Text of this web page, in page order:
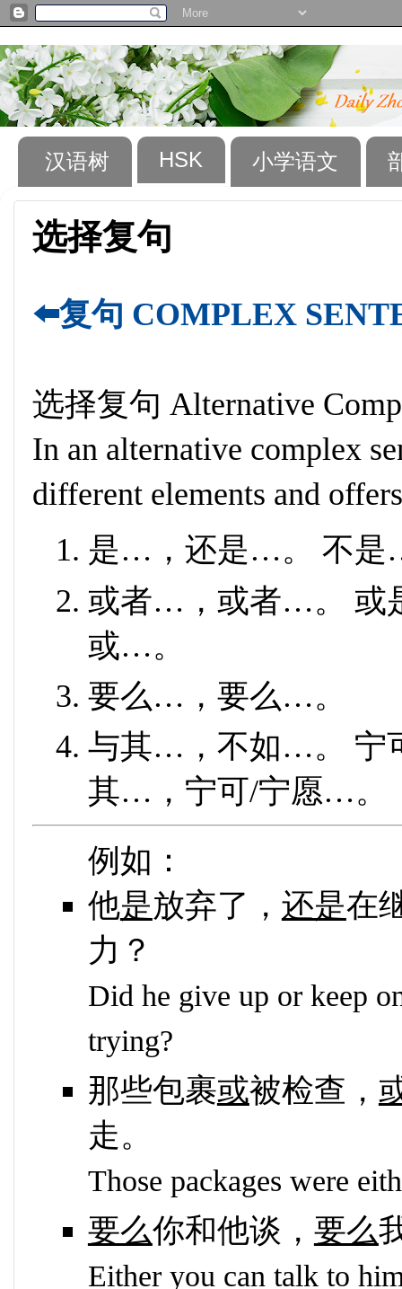
汉语树 HSK 小学语文
选择复句
⬅️复句 COMPLEX
选择复句 Alternative
In an alternative complex
different elements and
是…，还是…。 不
或者…，或者…。
或…。
要么…，要么…。
与其…，不如…。 宁
其…，宁可/宁愿…。
例如：
他是放弃了， 还是在
力？
Did he give up or keep
trying?
那些包裹或被检查，
走。
Those packages were
要么你和他谈， 要么
Either you can talk to